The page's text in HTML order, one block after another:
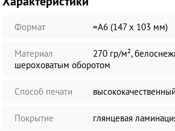
Формат ≈А6 (147 х 103 мм)
Материал
270 гр/м²,
шероховатым оборотом
Способ печати
Покрытие глянцевая